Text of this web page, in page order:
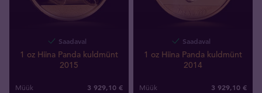
Saadaval
1 oz Hiina Panda kuldmünt
2015
Müük 3 929,10 €
Saadaval
1 oz Hiina Panda kuldmünt
2014
Müük 3 929,10 €